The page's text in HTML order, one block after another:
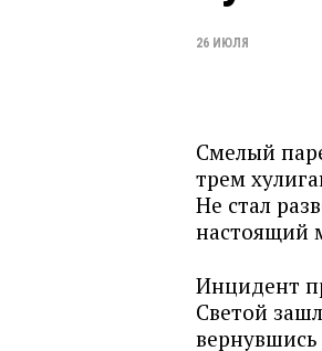
26 ИЮЛЯ
Смелый
трем
Не стал
настоящий
Инцидент
Светой
вернувшись